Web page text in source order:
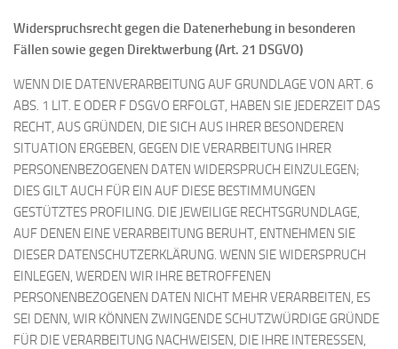
Widerspruchsrecht gegen die Datenerhebung in besonderen
Fällen sowie gegen Direktwerbung (Art. 21 DSGVO)
WENN DIE DATENVERARBEITUNG AUF GRUNDLAGE VON ART. 6
ABS. 1 LIT. E ODER F DSGVO ERFOLGT, HABEN SIE JEDERZEIT DAS
RECHT, AUS GRÜNDEN, DIE SICH AUS IHRER BESONDEREN
SITUATION ERGEBEN, GEGEN DIE VERARBEITUNG IHRER
PERSONENBEZOGENEN DATEN WIDERSPRUCH EINZULEGEN;
DIES GILT AUCH FÜR EIN AUF DIESE BESTIMMUNGEN
GESTÜTZTES PROFILING. DIE JEWEILIGE RECHTSGRUNDLAGE,
AUF DENEN EINE VERARBEITUNG BERUHT, ENTNEHMEN SIE
DIESER DATENSCHUTZERKLÄRUNG. WENN SIE WIDERSPRUCH
EINLEGEN, WERDEN WIR IHRE BETROFFENEN
PERSONENBEZOGENEN DATEN NICHT MEHR VERARBEITEN, ES
SEI DENN, WIR KÖNNEN ZWINGENDE SCHUTZWÜRDIGE GRÜNDE
FÜR DIE VERARBEITUNG NACHWEISEN, DIE IHRE INTERESSEN,